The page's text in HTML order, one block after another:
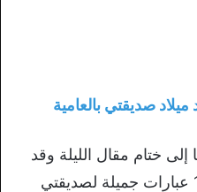
ميلاد صديقتي بالعامية
إلى ختام مقال الليلة وقد
تكلمنا ودار حديثنا فيه حول 10 عبارات جميلة لصديقتي